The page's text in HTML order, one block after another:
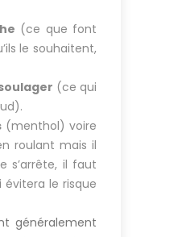
(ce que font
le souhaitent,
(ce qui
(menthol) voire
roulant mais il
s’arrête, il faut
le risque
généralement